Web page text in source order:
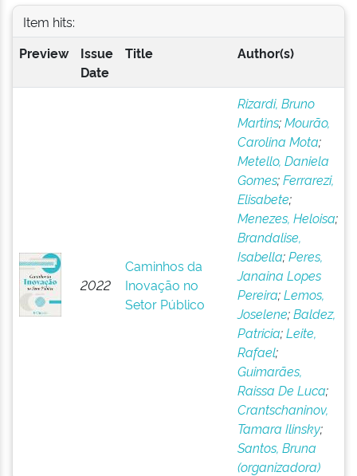
Item hits:
Preview
Issue
Date
Title Author(s)
2022
Caminhos da
Inovação no
Setor Público
Rizardi, Bruno
Martins;Mourão,
Carolina Mota;
Metello, Daniela
Gomes;Ferrarezi,
Elisabete;
Menezes, Heloisa;
Brandalise,
Isabella;Peres,
Janaina Lopes
Pereira;Lemos,
Joselene;Baldez,
Patricia;Leite,
Rafael;
Guimarães,
Raissa De Luca;
Crantschaninov,
Tamara Ilinsky;
Santos, Bruna
(organizadora)